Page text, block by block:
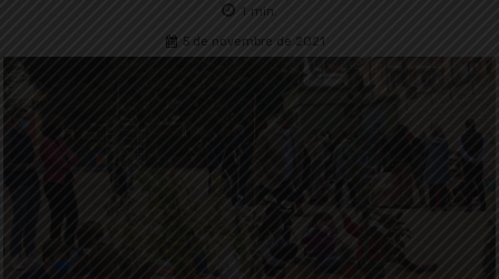
1 min.
5 de novembre de 2021